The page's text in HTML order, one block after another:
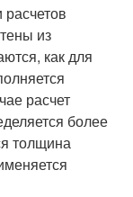
из
как для
расчет
более
толщина